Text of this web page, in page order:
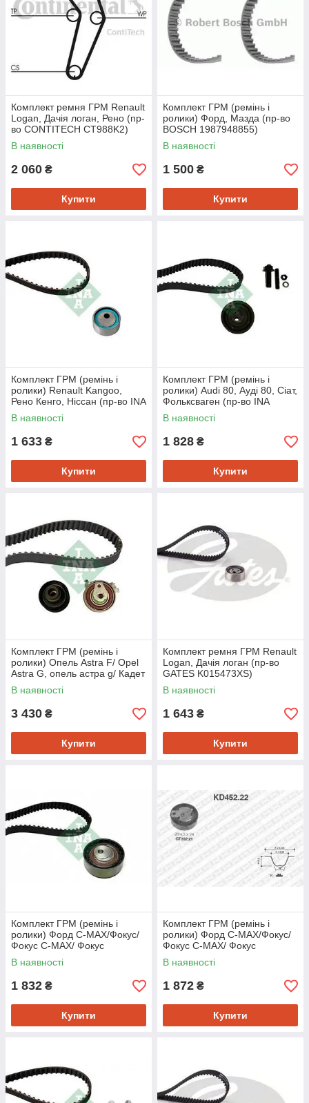
Комплект ремня ГРМ Renault
Logan, Дачія логан, Рено (пр-
во CONTITECH CT988K2)
В наявності
2 060 ₴
Купити
Комплект ГРМ (ремінь і
ролики) Форд, Мазда (пр-во
BOSCH 1987948855)
В наявності
1 500 ₴
Купити
Комплект ГРМ (ремінь і
ролики) Renault Kangoo,
Рено Кенго, Ніссан (пр-во INA
530018210)
В наявності
1 633 ₴
Купити
Комплект ГРМ (ремінь і
ролики) Audi 80, Ауді 80, Сіат,
Фольксваген (пр-во INA
530000310)
В наявності
1 828 ₴
Купити
Комплект ГРМ (ремінь і
ролики) Опель Astra F/ Opel
Astra G, опель астра g/ Кадет
E (пр-во INA 530007910)
В наявності
3 430 ₴
Купити
Комплект ремня ГРМ Renault
Logan, Дачія логан (пр-во
GATES K015473XS)
В наявності
1 643 ₴
Купити
Комплект ГРМ (ремінь і
ролики) Форд C-MAX/Фокус/
Фокус C-MAX/ Фокус
універсал (пр-во INA
530014210)
В наявності
1 832 ₴
Купити
Комплект ГРМ (ремінь і
ролики) Форд C-MAX/Фокус/
Фокус C-MAX/ Фокус
універсал (пр-во SNR
KD452.22)
В наявності
1 872 ₴
Купити